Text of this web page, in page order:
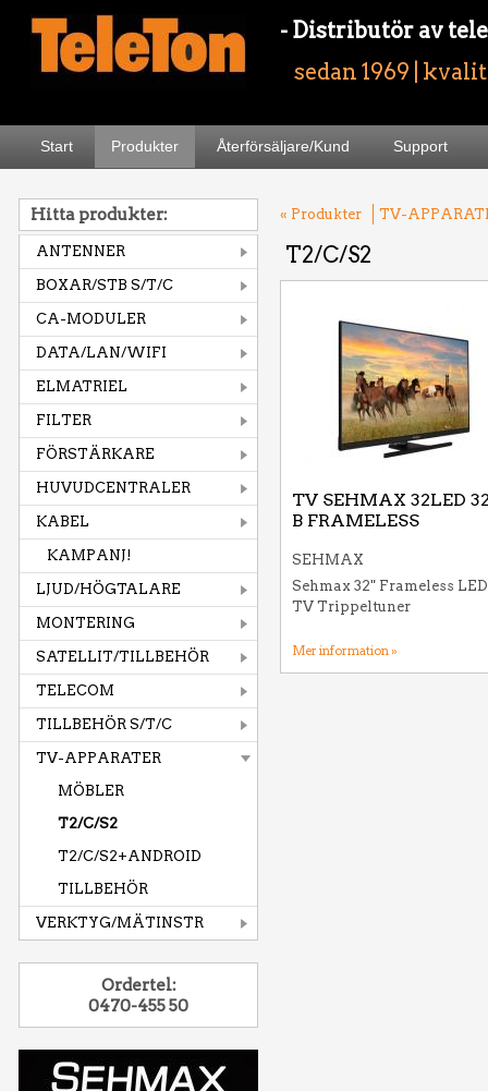
- Distributör av
sedan 1969 |
Start Produkter Återförsäljare/Kund Support
Hitta produkter:
ANTENNER
BOXAR/STB S/T/C
CA-MODULER
DATA/LAN/WIFI
ELMATRIEL
FILTER
FÖRSTÄRKARE
HUVUDCENTRALER
KABEL
KAMPANJ!
LJUD/HÖGTALARE
MONTERING
SATELLIT/TILLBEHÖR
TELECOM
TILLBEHÖR S/T/C
TV-APPARATER
MÖBLER
T2/C/S2
T2/C/S2+ANDROID
TILLBEHÖR
VERKTYG/MÄTINSTR
Ordertel:
0470-455 50
« Produkter TV-
T2/C/S2
TV SEHMAX 32LED
B FRAMELESS
SEHMAX
Sehmax 32" Frameless
TV Trippeltuner
Mer information »